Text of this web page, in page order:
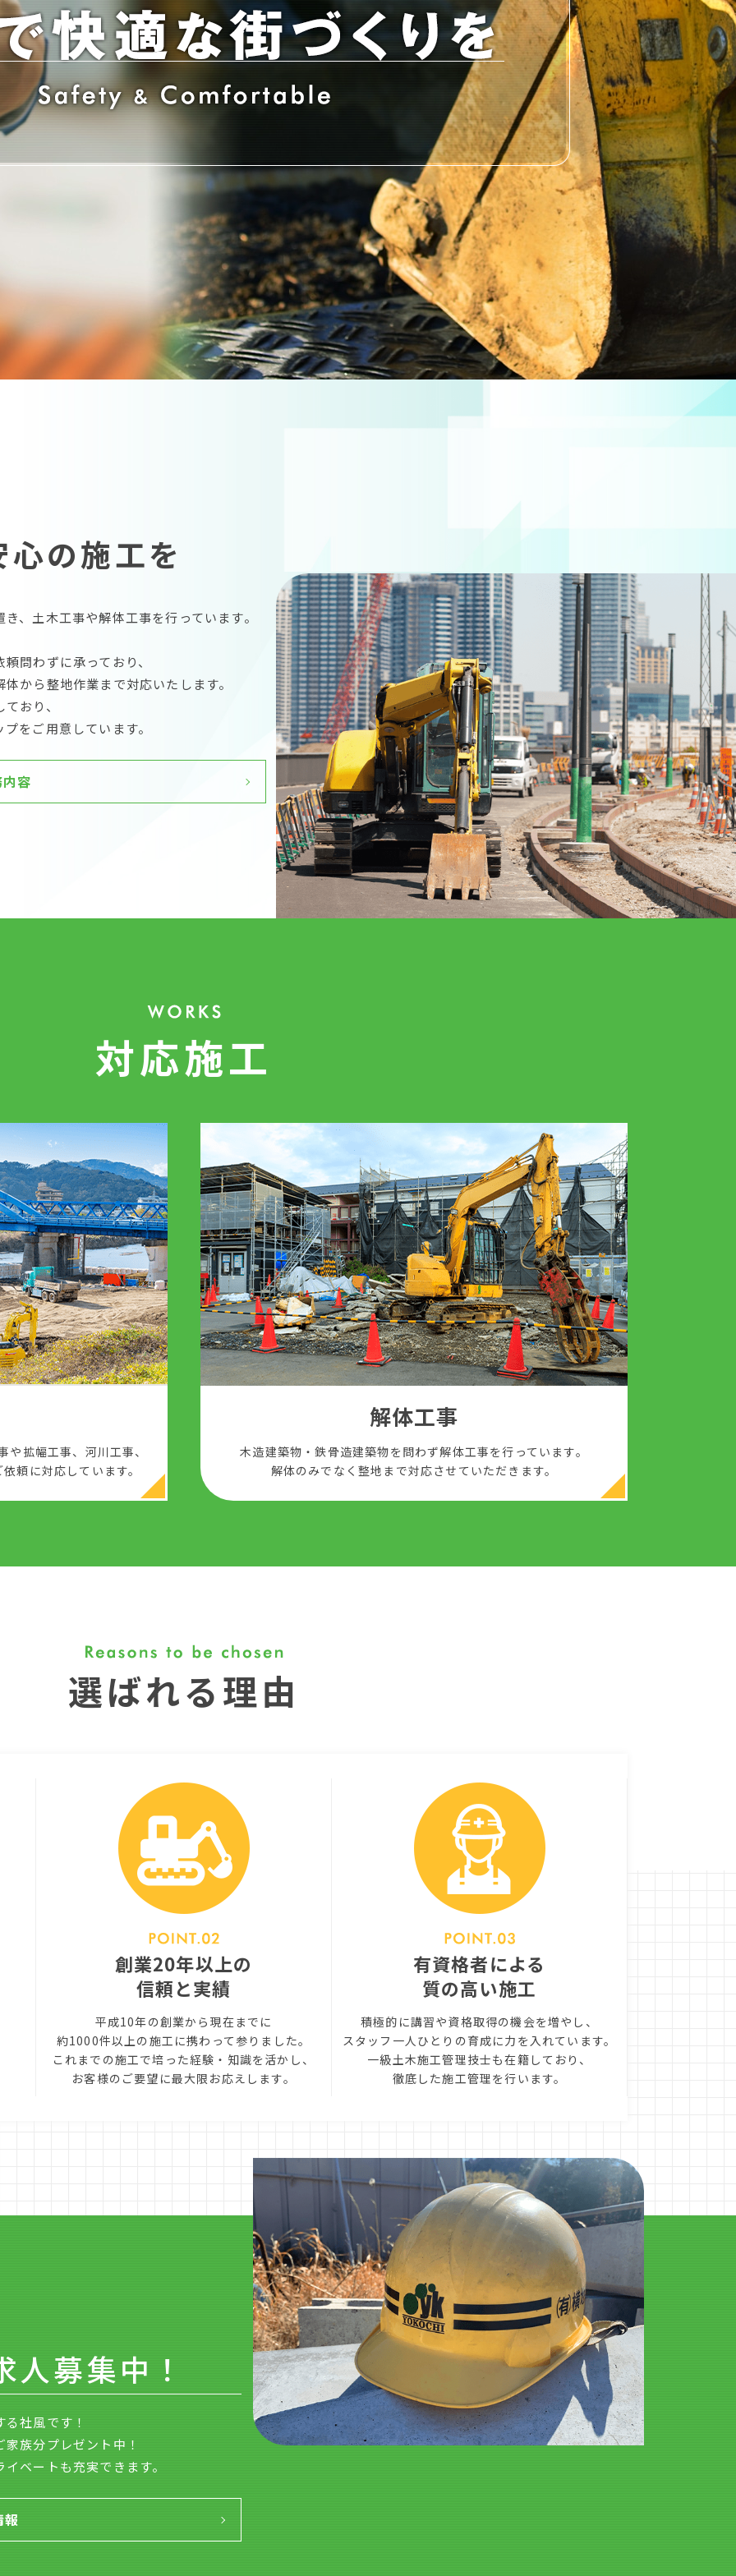
の施工を
、土木工事や解体工事を行っています。
問わずに承っており、
から整地作業まで対応いたします。
おり、
をご用意しています。
容
対応施工
拡幅工事、河川工事、
頼に対応しています。
解体工事
木造建築物・鉄骨造建築物を問わず解体工事を行っています。
解体のみでなく整地まで対応させていただきます。
選ばれる理由
創業20年以上の
信頼と実績
平成10年の創業から現在までに
約1000件以上の施工に携わって参りました。
これまでの施工で培った経験・知識を活かし、
お客様のご要望に最大限お応えします。
有資格者による
質の高い施工
積極的に講習や資格取得の機会を増やし、
スタッフ一人ひとりの育成に力を入れています。
一級土木施工管理技士も在籍しており、
徹底した施工管理を行います。
募集中！
社風です！
族分プレゼント中！
ベートも充実できます。
報